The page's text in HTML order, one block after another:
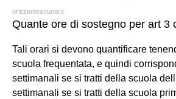
orizzontescuola.it
Quante ore di sostegno per art 3
Tali orari si devono quantificare
scuola frequentata, e quindi
settimanali se si tratti della scuola
settimanali se si tratti della scuola